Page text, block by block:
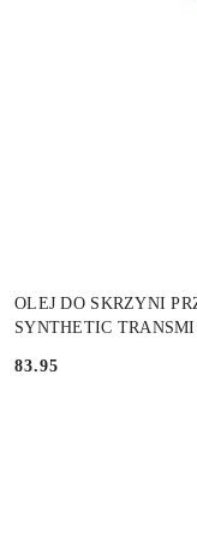
OLEJ DO SKRZYNI
SYNTHETIC
Cena:
83.95